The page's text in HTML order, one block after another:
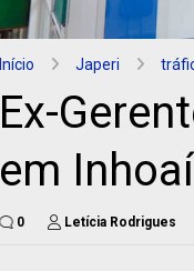
Início Japeri
Ex-
em
0 Letícia Rodrigues